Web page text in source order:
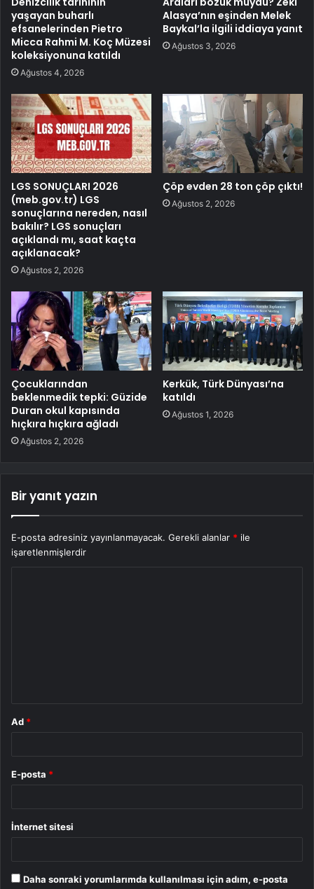
yaşayan buharlı
efsanelerinden Pietro
Micca Rahmi M. Koç Müzesi
koleksiyonuna katıldı
Ağustos 4, 2026
Alasya’nın eşinden Melek
Baykal’la ilgili iddiaya yanıt
Ağustos 3, 2026
LGS SONUÇLARI 2026
(meb.gov.tr) LGS
sonuçlarına nereden, nasıl
bakılır? LGS sonuçları
açıklandı mı, saat kaçta
açıklanacak?
Ağustos 2, 2026
Çöp evden 28 ton çöp çıktı!
Ağustos 2, 2026
Çocuklarından
beklenmedik tepki: Güzide
Duran okul kapısında
hıçkıra hıçkıra ağladı
Ağustos 2, 2026
Kerkük, Türk Dünyası’na
katıldı
Ağustos 1, 2026
Bir yanıt yazın
E-posta adresiniz yayınlanmayacak. Gerekli alanlar * ile
işaretlenmişlerdir
Ad *
E-posta *
İnternet sitesi
Daha sonraki yorumlarımda kullanılması için adım, e-posta